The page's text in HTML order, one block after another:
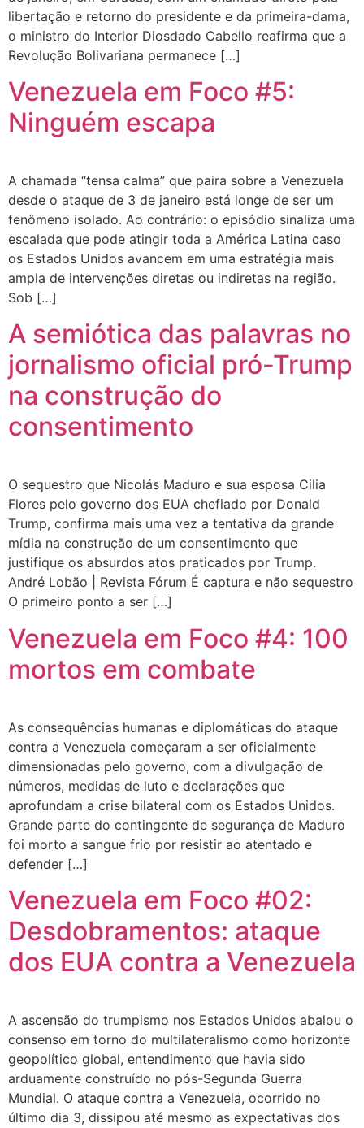
libertação e retorno do presidente e da primeira-dama,
o ministro do Interior Diosdado Cabello reafirma que a
Revolução Bolivariana permanece […]
Venezuela em Foco #5:
Ninguém escapa
A chamada “tensa calma” que paira sobre a Venezuela
desde o ataque de 3 de janeiro está longe de ser um
fenômeno isolado. Ao contrário: o episódio sinaliza uma
escalada que pode atingir toda a América Latina caso
os Estados Unidos avancem em uma estratégia mais
ampla de intervenções diretas ou indiretas na região.
Sob […]
A semiótica das palavras no
jornalismo oficial pró-Trump
na construção do
consentimento
O sequestro que Nicolás Maduro e sua esposa Cilia
Flores pelo governo dos EUA chefiado por Donald
Trump, confirma mais uma vez a tentativa da grande
mídia na construção de um consentimento que
justifique os absurdos atos praticados por Trump.
André Lobão | Revista Fórum É captura e não sequestro
O primeiro ponto a ser […]
Venezuela em Foco #4: 100
mortos em combate
As consequências humanas e diplomáticas do ataque
contra a Venezuela começaram a ser oficialmente
dimensionadas pelo governo, com a divulgação de
números, medidas de luto e declarações que
aprofundam a crise bilateral com os Estados Unidos.
Grande parte do contingente de segurança de Maduro
foi morto a sangue frio por resistir ao atentado e
defender […]
Venezuela em Foco #02:
Desdobramentos: ataque
dos EUA contra a Venezuela
A ascensão do trumpismo nos Estados Unidos abalou o
consenso em torno do multilateralismo como horizonte
geopolítico global, entendimento que havia sido
arduamente construído no pós-Segunda Guerra
Mundial. O ataque contra a Venezuela, ocorrido no
último dia 3, dissipou até mesmo as expectativas dos